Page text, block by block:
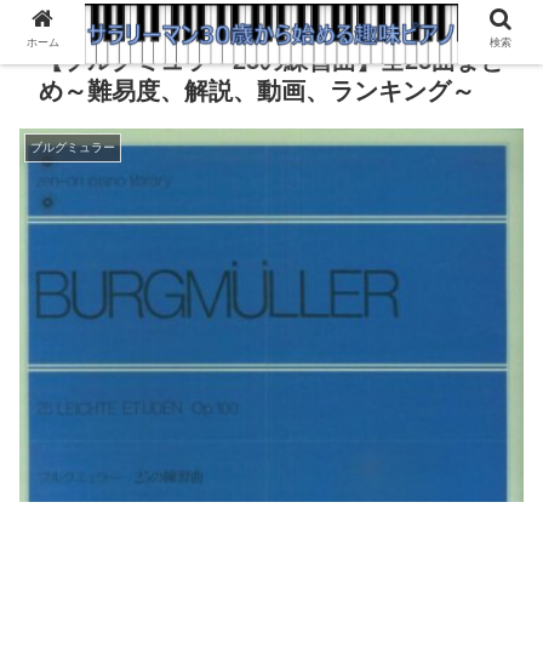
【ブルグミュラー25の練習曲】全25曲まと
め～難易度、解説、動画、ランキング～
ブルグミュラー
ホーム 検索